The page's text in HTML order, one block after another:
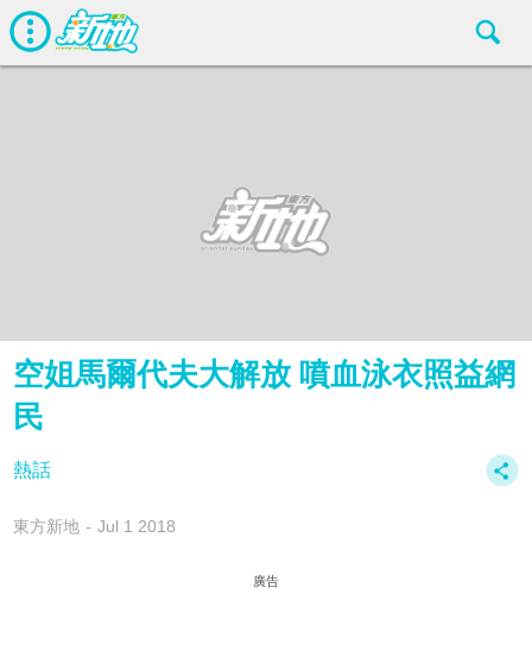
空姐馬爾代夫大解放 噴血泳衣照益網
民
熱話
東方新地 Jul 1 2018
廣告